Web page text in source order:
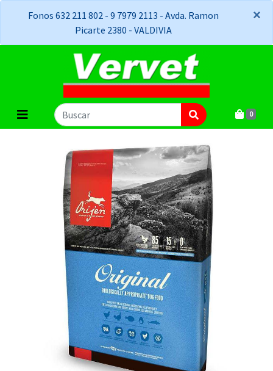
Fonos 632 211 802 - 9 7979 2113 - Avda. Ramon
Picarte 2380 - VALDIVIA
×
×
0